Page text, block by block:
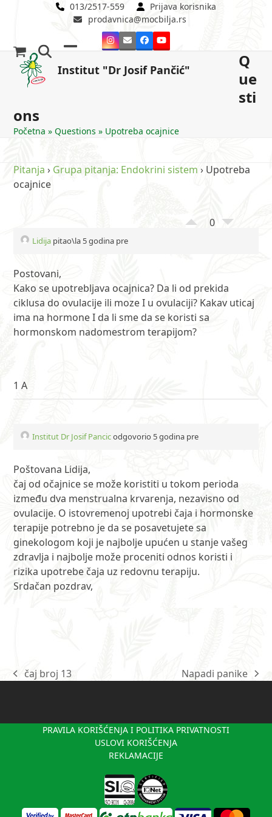
013/2517-559
Prijava korisnika
prodavnica@mocbilja.rs
Instagram
EmailFacebookYouTube
Institut "Dr Josif Pančić"
mobile
mobile
Q
ue
sti
ons
Početna »Questions » Upotreba ocajnice
Pitanja › Grupa pitanja: Endokrini sistem › Upotreba
ocajnice
0
Lidija pitao\la 5 godina pre
Postovani,
Kako se upotrebljava ocajnica? Da li od prekida
ciklusa do ovulacije ili moze I u ovulaciji? Kakav uticaj
ima na hormone I da li sme da se koristi sa
hormonskom nadomestrom terapijom?
1 A
Institut Dr Josif Pancicodgovorio 5 godina pre
Poštovana Lidija,
čaj od očajnice se može koristiti u tokom perioda
između dva menstrualna krvarenja, nezavisno od
ovulacije. O istovremenoj upotrebi čaja i hormonske
terapije potrebno je da se posavetujete sa
ginekologom koji je najbolje upućen u stanje vašeg
zdravlja i najbolje može proceniti odnos koristi i
rizika upotrebe čaja uz redovnu terapiju.
Srdačan pozdrav,
previous
čaj broj 13
next
Napadi panike
PRAVILA KORIŠĆENJA I POLITIKA PRIVATNOSTI
USLOVI KORIŠĆENJA
REKLAMACIJE